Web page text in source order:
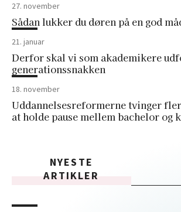
27. november
Sådan lukker du døren på en god
21. januar
Derfor skal vi som akademikere
generationssnakken
18. november
Uddannelsesreformerne tvinger
at holde pause mellem bachelor og
NYESTE
ARTIKLER